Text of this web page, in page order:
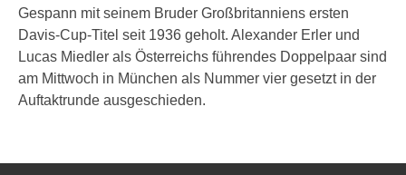
Gespann mit seinem Bruder Großbritanniens ersten
Davis-Cup-Titel seit 1936 geholt. Alexander Erler und
Lucas Miedler als Österreichs führendes Doppelpaar sind
am Mittwoch in München als Nummer vier gesetzt in der
Auftaktrunde ausgeschieden.